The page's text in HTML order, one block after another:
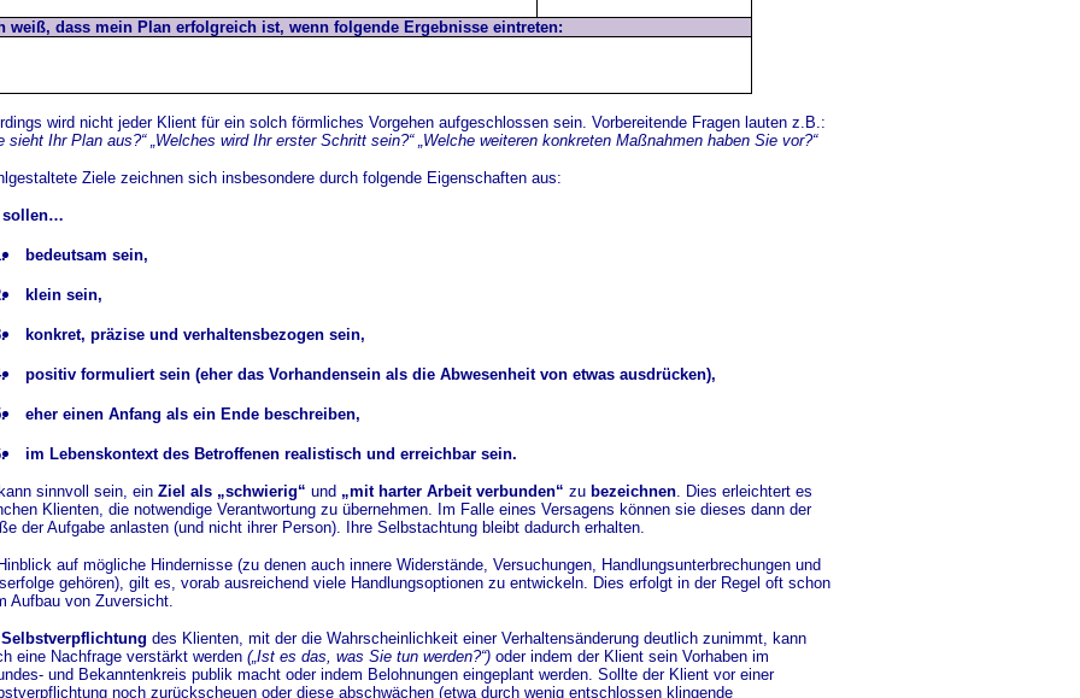
weiß, dass mein Plan erfolgreich ist, wenn folgende Ergebnisse eintreten:
wird nicht jeder Klient für ein solch förmliches Vorgehen aufgeschlossen sein. Vorbereitende Fragen lauten z.B.:
sieht Ihr Plan aus?“ „Welches wird Ihr erster Schritt sein?“ „Welche weiteren konkreten Maßnahmen haben Sie vor?“
Ziele zeichnen sich insbesondere durch folgende Eigenschaften aus:
sollen…
bedeutsam sein,
klein sein,
konkret, präzise und verhaltensbezogen sein,
positiv formuliert sein (eher das Vorhandensein als die Abwesenheit von etwas ausdrücken),
eher einen Anfang als ein Ende beschreiben,
im Lebenskontext des Betroffenen realistisch und erreichbar sein.
sinnvoll sein, ein Ziel als „schwierig“ und „mit harter Arbeit verbunden“ zu bezeichnen. Dies erleichtert es
Klienten, die notwendige Verantwortung zu übernehmen. Im Falle eines Versagens können sie dieses dann der
der Aufgabe anlasten (und nicht ihrer Person). Ihre Selbstachtung bleibt dadurch erhalten.
auf mögliche Hindernisse (zu denen auch innere Widerstände, Versuchungen, Handlungsunterbrechungen und
gehören), gilt es, vorab ausreichend viele Handlungsoptionen zu entwickeln. Dies erfolgt in der Regel oft schon
Aufbau von Zuversicht.
Selbstverpflichtung des Klienten, mit der die Wahrscheinlichkeit einer Verhaltensänderung deutlich zunimmt, kann
eine Nachfrage verstärkt werden („Ist es das, was Sie tun werden?“)oder indem der Klient sein Vorhaben im
und Bekanntenkreis publik macht oder indem Belohnungen eingeplant werden. Sollte der Klient vor einer
noch zurückscheuen oder diese abschwächen (etwa durch wenig entschlossen klingende